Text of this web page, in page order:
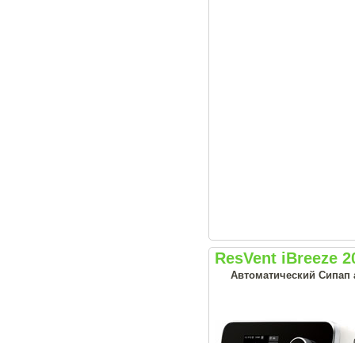
ResVent iBreeze
Автоматический Сипап